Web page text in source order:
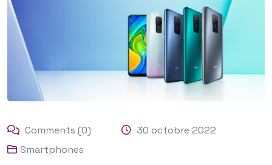
Comments (0)
30 octobre 2022
Smartphones